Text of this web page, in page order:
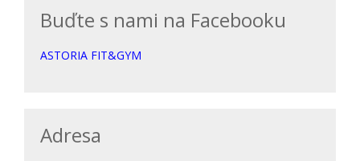
Buďte s nami na Facebooku
ASTORIA FIT&GYM
Adresa